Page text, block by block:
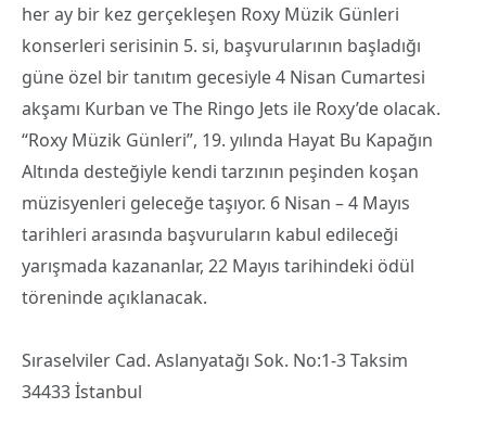
her ay bir kez gerçekleşen Roxy Müzik Günleri
konserleri serisinin 5. si, başvurularının başladığı
güne özel bir tanıtım gecesiyle 4 Nisan Cumartesi
akşamı Kurban ve The Ringo Jets ile Roxy’de olacak.
“Roxy Müzik Günleri”, 19. yılında Hayat Bu Kapağın
Altında desteğiyle kendi tarzının peşinden koşan
müzisyenleri geleceğe taşıyor. 6 Nisan – 4 Mayıs
tarihleri arasında başvuruların kabul edileceği
yarışmada kazananlar, 22 Mayıs tarihindeki ödül
töreninde açıklanacak.
Sıraselviler Cad. Aslanyatağı Sok. No:1-3 Taksim
34433 İstanbul